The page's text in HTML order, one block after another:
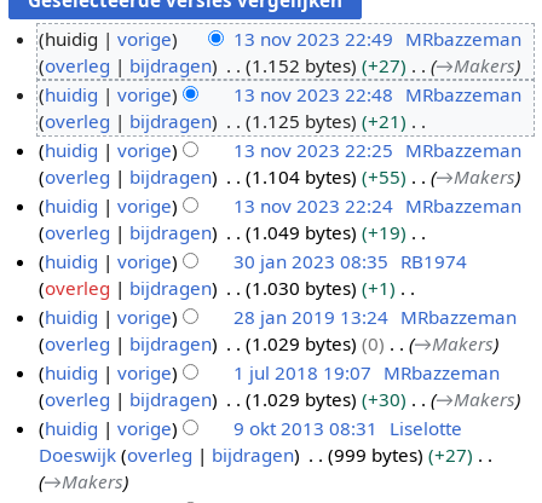
3
o
2
2
huidig vorige 13 nov 2023 22:49 MRbazzeman
overleg
bijdragen 1.152 bytes +27 →Makers
huidig
vorige 13 nov 2023 22:48 MRbazzeman
overleg
bijdragen 1.125 bytes
+21
G
e
e
n
b
e
w
e
r
k
i
n
g
s
huidig vorige 13 nov 2023 22:25 MRbazzeman
overleg
bijdragen 1.104 bytes +55 →Makers
huidig
vorige 13 nov 2023 22:24 MRbazzeman
overleg
bijdragen 1.049 bytes
+19
G
e
e
n
b
e
w
e
r
k
0
a
2
huidig vorige 30 jan 2023 08:35 RB1974
overleg
bijdragen 1.030 bytes
+1
G
e
e
n
b
e
w
8
a
huidig vorige 28 jan 2019 13:24 MRbazzeman
overleg
bijdragen 1.029 bytes 0 →Makers
huidig vorige 1 jul 2018 19:07 MRbazzeman
overleg
bijdragen 1.029 bytes +30 →Makers
huidig vorige 9 okt 2013 08:31
Liselotte
Doeswijk overleg bijdragen 999 bytes
+27
→Makers